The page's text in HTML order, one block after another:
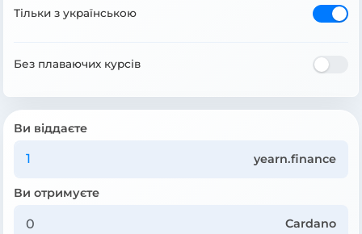
Тільки з українською
Без плаваючих курсів
Ви віддаєте
yearn.finance
Ви отримуєте
Cardano